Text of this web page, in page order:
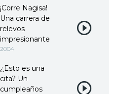
¡Corre Nagisa!
Una carrera de
relevos
impresionante
2004
¿Esto es una
cita? Un
cumpleaños